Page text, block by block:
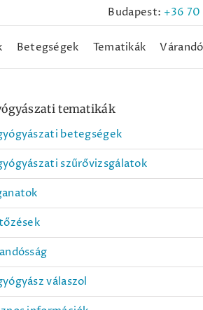
Budapest: +36 70
Betegségek Tematikák
tematikák
betegségek
szűrővizsgálatok
válaszol